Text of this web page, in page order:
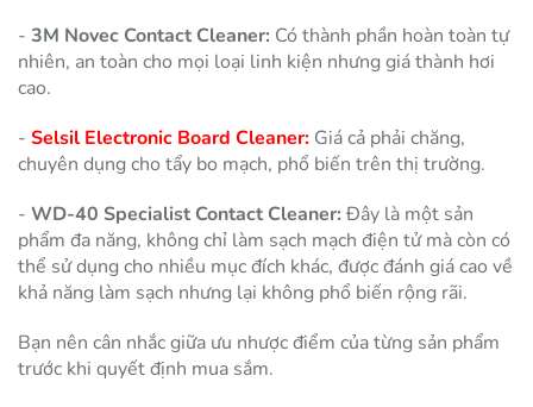
- 3M Novec Contact Cleaner: Có thành phần hoàn toàn tự
nhiên, an toàn cho mọi loại linh kiện nhưng giá thành hơi
cao.
- Selsil Electronic Board Cleaner: Giá cả phải chăng,
chuyên dụng cho tẩy bo mạch, phổ biến trên thị trường.
- WD-40 Specialist Contact Cleaner: Đây là một sản
phẩm đa năng, không chỉ làm sạch mạch điện tử mà còn có
thể sử dụng cho nhiều mục đích khác, được đánh giá cao về
khả năng làm sạch nhưng lại không phổ biến rộng rãi.
Bạn nên cân nhắc giữa ưu nhược điểm của từng sản phẩm
trước khi quyết định mua sắm.